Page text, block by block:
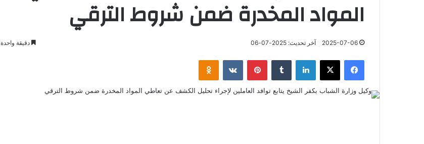
المواد المخدرة ضمن شروط الترقي
2025-07-06 آخر تحديث: 2025-07-06 دقيقة واحدة
فيسبوك لينكدإن بينتيريست